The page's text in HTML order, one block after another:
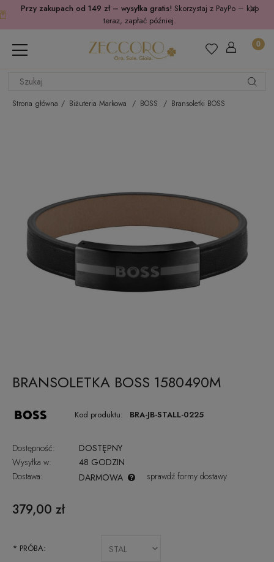
Przy zakupach od 149 zł – wysyłka gratis! Skorzystaj z PayPo – kup
teraz, zapłać później.
Strona główna Biżuteria Markowa BOSS Bransoletki BOSS
BRANSOLETKA BOSS 1580490M
Kod produktu: BRA-JB-STALL-0225
Dostępność:
DOSTĘPNY
Wysyłka w:
48 GODZIN
Dostawa:
DARMOWA sprawdź formy dostawy
379,00 zł
* PRÓBA: